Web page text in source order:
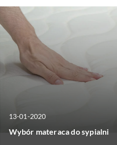
13-01-2020
Wybór materaca do sypialni